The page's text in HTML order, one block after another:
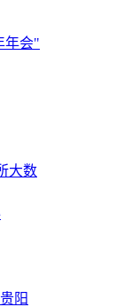
年会"
大数
阳